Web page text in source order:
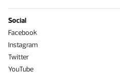
Social
Facebook
Instagram
Twitter
YouTube